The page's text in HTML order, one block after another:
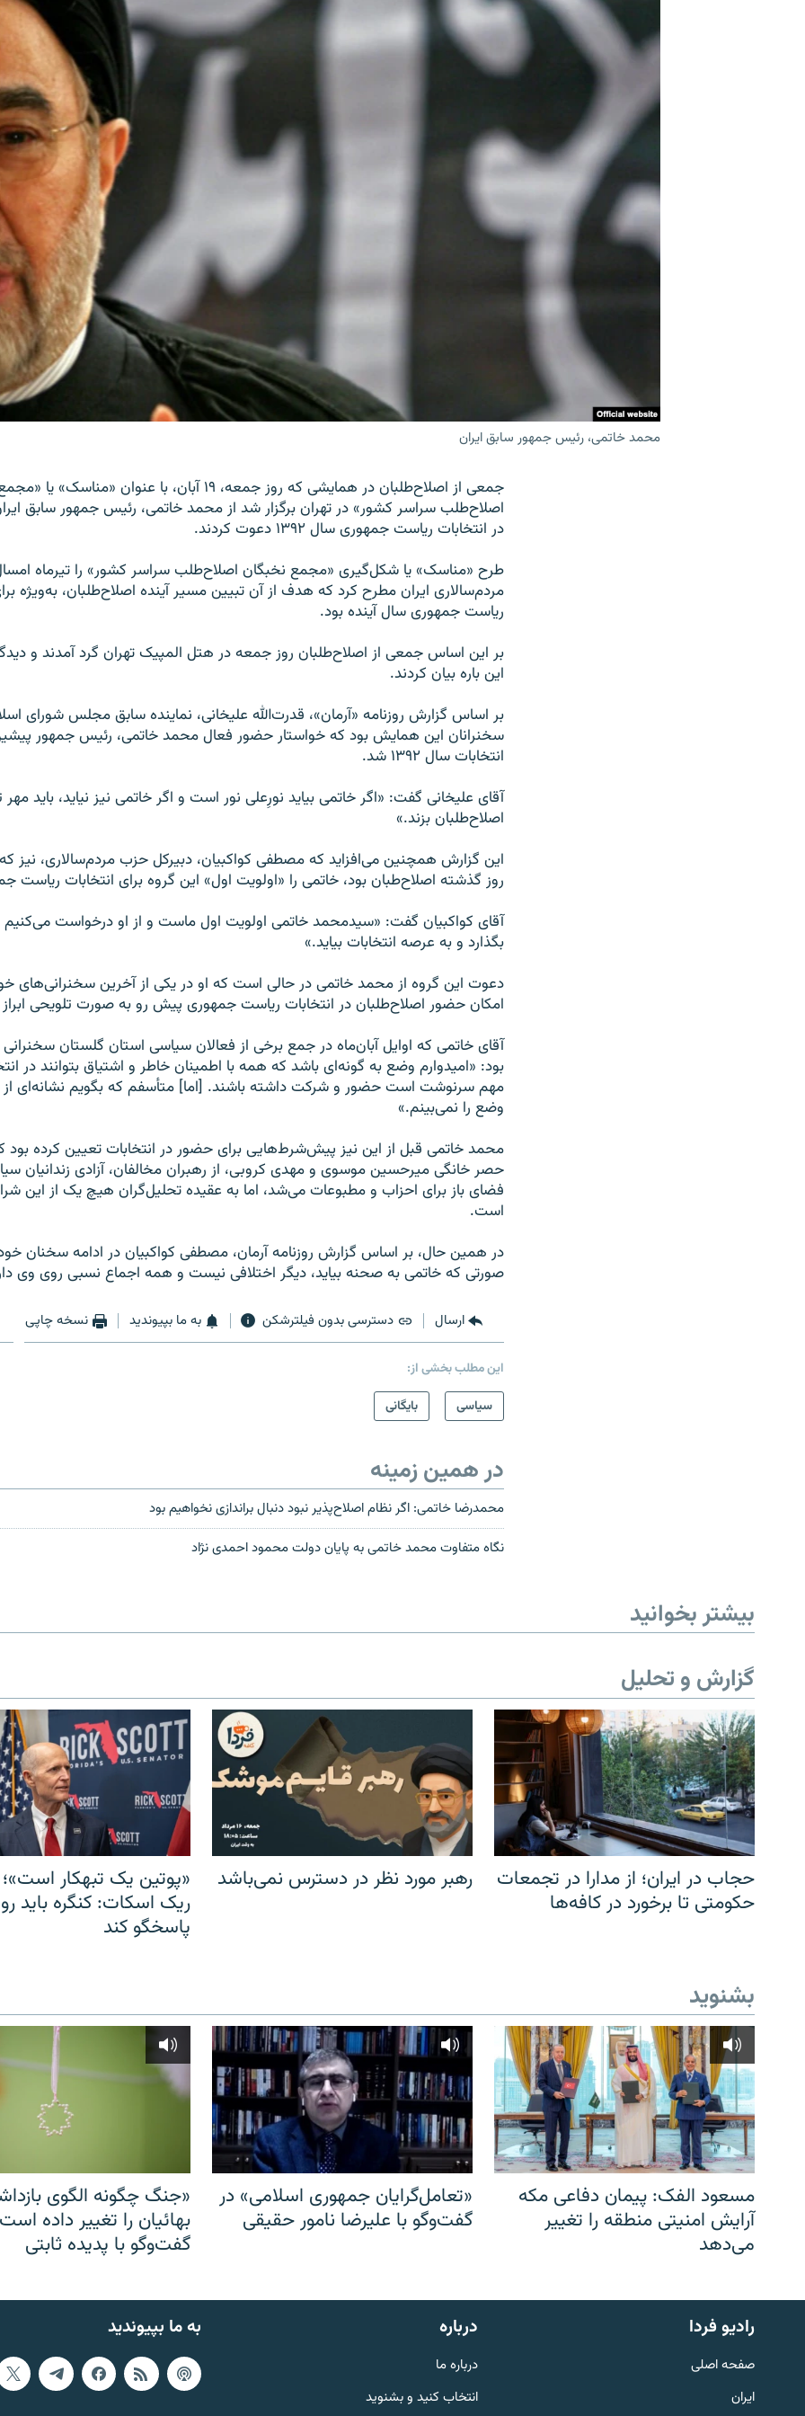
English
به ما بپیوندید
محمد خاتمی، رئیس جمهور سابق ایران
جمعی از اصلاح‌طلبان در همایشی که روز جمعه، ۱۹ آبان، با عنوان
اصلاح‌طلب سراسر کشور» در تهران برگزار شد از محمد خاتمی، رئیس جمهور سابق
در انتخابات ریاست جمهوری سال ۱۳۹۲ دعوت کردند.
طرح «مناسک» یا شکل‌گیری «مجمع نخبگان اصلاح‌طلب سراسر کشور» را تیرماه
مردم‌سالاری ایران مطرح کرد که هدف از آن تبیین مسیر آینده اصلاح‌طلبان، به‌ویژه
ریاست جمهوری سال آینده بود.
بر این اساس جمعی از اصلاح‌طلبان روز جمعه در هتل المپیک تهران گرد آمدند و
این‌ باره بیان کردند.
بر اساس گزارش روزنامه «آرمان»، قدرت‌الله علیخانی، نماینده سابق مجلس شورای
سخنرانان این همایش بود که خواستار حضور فعال محمد خاتمی، رئیس جمهور
انتخابات سال ۱۳۹۲ شد.
آقای علیخانی گفت: «اگر خاتمی بیاید نورِعلی نور است و اگر خاتمی نیز نیاید، باید مهر
اصلاح‌طلبان بزند.»
این گزارش همچنین می‌افزاید که مصطفی کواکبیان، دبیرکل حزب مردم‌سالاری، نیز
روز گذشته اصلاح‌طبان بود، خاتمی را «اولویت اول» این گروه برای انتخابات ریاست
آقای کواکبیان گفت: «سیدمحمد خاتمی اولویت اول ماست و از او درخواست می‌کنیم
بگذارد و به عرصه انتخابات بیاید.»
دعوت این گروه از محمد خاتمی در حالی است که او در یکی از آخرین سخنرانی‌های
امکان حضور اصلاح‌طلبان در انتخابات ریاست جمهوری پیش رو به صورت تلویحی ابراز
آقای خاتمی که اوایل آبان‌ماه در جمع برخی از فعالان سیاسی استان گلستان
بود: «امیدوارم وضع به گونه‌ای باشد که همه با اطمینان خاطر و اشتیاق بتوانند در
مهم سرنوشت است حضور و شرکت داشته باشند. [اما] متأسفم که بگویم نشانه‌ای از
وضع را نمی‌بینم.»
محمد خاتمی قبل از این نیز پیش‌شرط‌هایی برای حضور در انتخابات تعیین کرده بود
حصر خانگی میرحسین موسوی و مهدی کروبی، از رهبران مخالفان، آزادی زندانیان
فضای باز برای احزاب و مطبوعات می‌شد، اما به عقیده تحلیل‌گران هیچ یک از این
است.
در همین حال، بر اساس گزارش روزنامه آرمان، مصطفی کواکبیان در ادامه سخنان
صورتی‌ که خاتمی به صحنه بیاید، دیگر اختلافی نیست و همه اجماع نسبی روی وی
ارسال دسترسی بدون فیلترشکن به ما بپیوندید نسخه چاپی
این مطلب بخشی از:
سیاسی
بایگانی
در همین زمینه
محمدرضا خاتمی: اگر نظام اصلاح‌پذیر نبود دنبال براندازی نخواهیم بود
نگاه متفاوت محمد خاتمی به پايان دولت محمود احمدی نژاد
بیشتر بخوانید
گزارش و تحلیل
حجاب در ایران؛ از مدارا در تجمعات
حکومتی تا برخورد در کافه‌ها
رهبر مورد نظر در دسترس نمی‌باشد
«پوتین یک تبهکار است»؛
ریک اسکات: کنگره باید
پاسخگو کند
بشنوید
مسعود الفک: پیمان دفاعی مکه
آرایش امنیتی منطقه را تغییر
می‌دهد
«تعامل‌گرایان جمهوری اسلامی» در
گفت‌وگو با علیرضا نامور حقیقی
«جنگ چگونه الگوی
بهائیان را تغییر داده
گفت‌وگو با پدیده ثابتی
به ما بپیوندید رادیو فردا
صفحه اصلی
ایران
درباره
درباره ما
انتخاب کنید و بشنوید